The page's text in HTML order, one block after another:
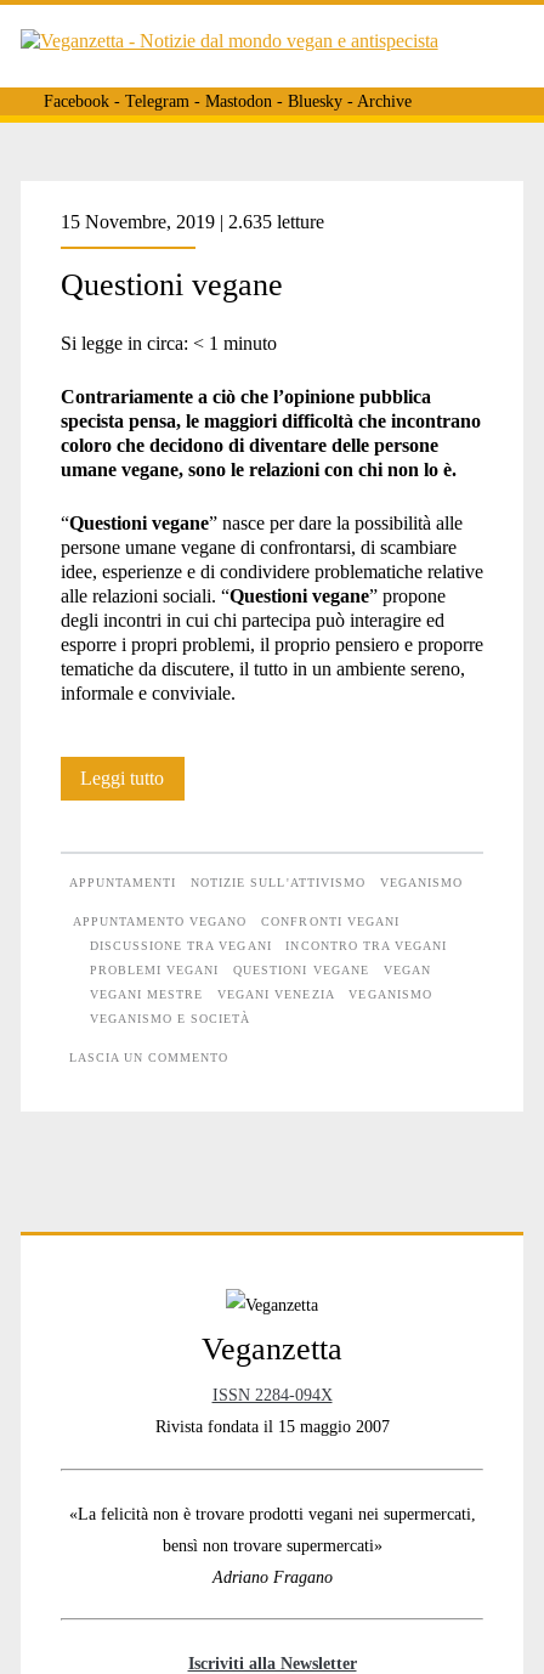
Facebook- Telegram- Mastodon- Bluesky- Archive
Tag:
<span>confronti
vegani</span>
15 Novembre, 2019 | 2.635 letture
Questioni vegane
Si legge in circa: < 1 minuto
Contrariamente a ciò che l’opinione pubblica
specista pensa, le maggiori difficoltà che incontrano
coloro che decidono di diventare delle persone
umane vegane, sono le relazioni con chi non lo è.
“Questioni vegane” nasce per dare la possibilità alle
persone umane vegane di confrontarsi, di scambiare
idee, esperienze e di condividere problematiche relative
alle relazioni sociali. “Questioni vegane” propone
degli incontri in cui chi partecipa può interagire ed
esporre i propri problemi, il proprio pensiero e proporre
tematiche da discutere, il tutto in un ambiente sereno,
informale e conviviale.
Leggi tuttoQuestioni
APPUNTAMENTI NOTIZIE SULL'ATTIVISMO VEGANISMO
APPUNTAMENTO VEGANO
CONFRONTI VEGANI
DISCUSSIONE TRA VEGANI
INCONTRO TRA VEGANI
PROBLEMI VEGANI
QUESTIONI VEGANE
VEGAN
VEGANI MESTRE
VEGANI VENEZIA
VEGANISMO
VEGANISMO E SOCIETÀ
LASCIA UN COMMENTO
Primary
Veganzetta
ISSN 2284-094X
Rivista fondata il 15 maggio 2007
«La felicità non è trovare prodotti vegani nei supermercati,
bensì non trovare supermercati»
Adriano Fragano
Iscriviti alla Newsletter